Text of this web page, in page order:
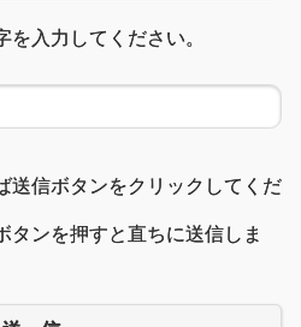
入力してください。
送信ボタンをクリックしてくだ
タンを押すと直ちに送信しま